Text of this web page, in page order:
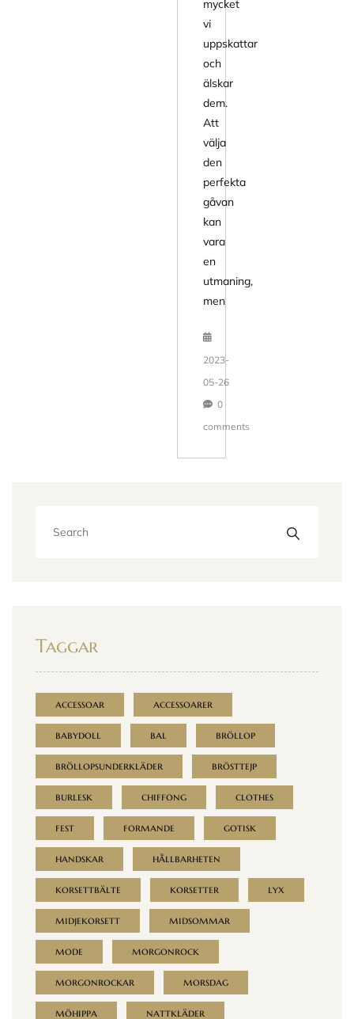
mycket
vi
uppskattar
och
älskar
dem.
Att
välja
den
perfekta
gåvan
kan
vara
en
utmaning,
men
2023-
05-26
0
comments
Taggar
accessoar accessoarer
babydoll bal bröllop
bröllopsunderkläder brösttejp
burlesk chiffong clothes
fest formande gotisk
handskar hållbarheten
korsettbälte korsetter lyx
midjekorsett midsommar
mode morgonrock
morgonrockar morsdag
möhippa nattkläder